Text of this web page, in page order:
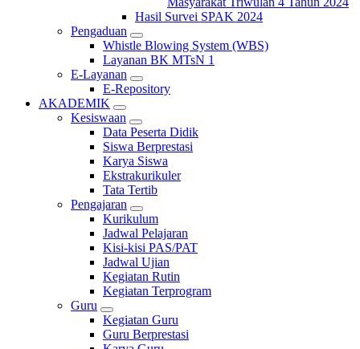
Hasil Survei SPAK 2024
Pengaduan
Whistle Blowing System (WBS)
Layanan BK MTsN 1
E-Layanan
E-Repository
AKADEMIK
Kesiswaan
Data Peserta Didik
Siswa Berprestasi
Karya Siswa
Ekstrakurikuler
Tata Tertib
Pengajaran
Kurikulum
Jadwal Pelajaran
Kisi-kisi PAS/PAT
Jadwal Ujian
Kegiatan Rutin
Kegiatan Terprogram
Guru
Kegiatan Guru
Guru Berprestasi